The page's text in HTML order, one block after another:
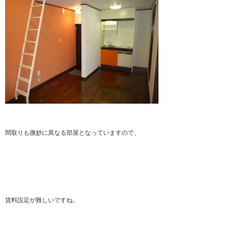
間取りも微妙に異なる部屋となっていますので、
賃料設定が難しいですね。